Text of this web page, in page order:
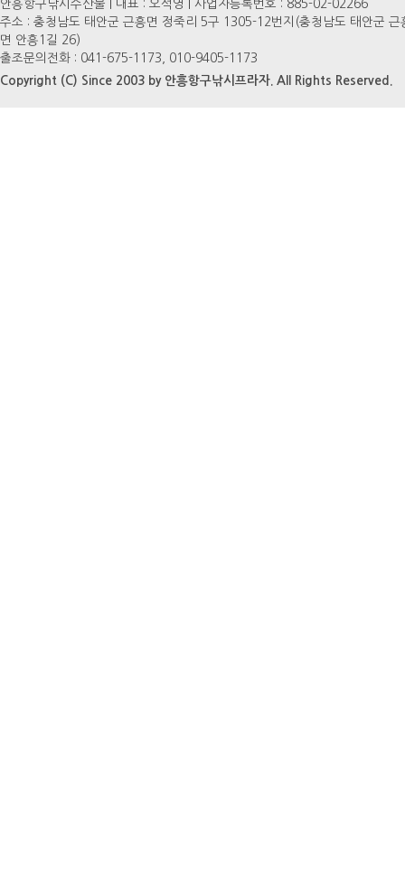
안흥항구낚시수산물 | 대표 : 오석영 | 사업자등록번호 : 885-02-02266
주소 : 충청남도 태안군 근흥면 정죽리 5구 1305-12번지(충청남도 태안군 근
면 안흥1길 26)
출조문의전화 : 041-675-1173, 010-9405-1173
Copyright (C) Since 2003 by 안흥항구낚시프라자. All Rights Reserved.